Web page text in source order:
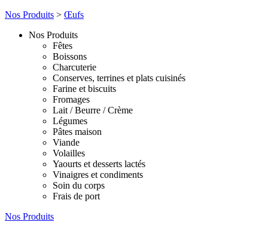
Nos Produits > Œufs
Nos Produits
Fêtes
Boissons
Charcuterie
Conserves, terrines et plats cuisinés
Farine et biscuits
Fromages
Lait / Beurre / Crème
Légumes
Pâtes maison
Viande
Volailles
Yaourts et desserts lactés
Vinaigres et condiments
Soin du corps
Frais de port
Nos Produits